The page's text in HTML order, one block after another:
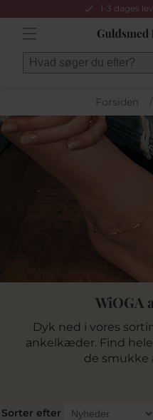
1-3 dages
Forsiden /
WiOGA
Dyk ned i vores
ankelkæder. Find
de smukke
Sorter efter